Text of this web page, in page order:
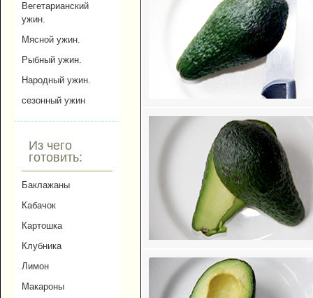
Вегетарианский
ужин.
Мясной ужин.
Рыбный ужин.
Народный ужин.
сезонный ужин
Из чего
готовить:
Баклажаны
Кабачок
Картошка
Клубника
Лимон
Макароны